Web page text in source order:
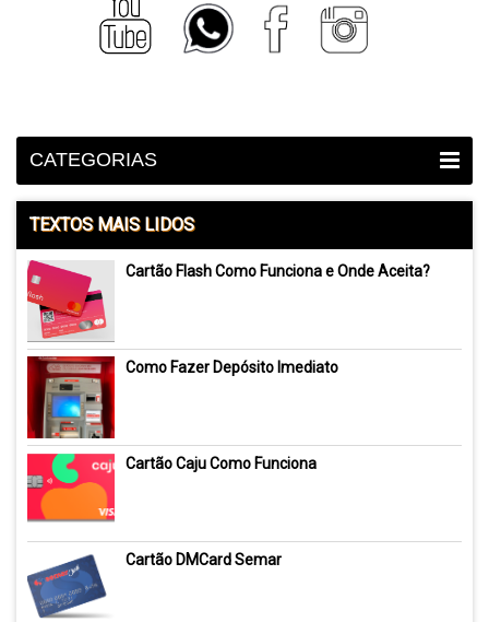
CATEGORIAS
TEXTOS MAIS LIDOS
Cartão Flash Como Funciona e Onde Aceita?
Como Fazer Depósito Imediato
Cartão Caju Como Funciona
Cartão DMCard Semar